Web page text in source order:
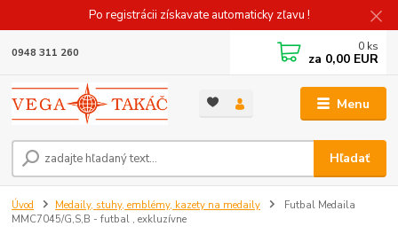
Po registrácii získavate automaticky zľavu !
Menu
Hľadať
0948 311 260 0 ks
za 0,00 EUR
Úvod Medaily, stuhy, emblémy, kazety na medaily
Futbal Medaila
MMC7045/G,S,B - futbal , exkluzívne